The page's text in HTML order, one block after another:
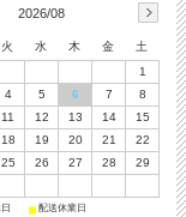
2026/08
火 水 木 金
土
1
4 5 6 7
8
11 12 13 14
15
18 19 20 21
22
25 26 27 28
29
■ 配送休業日